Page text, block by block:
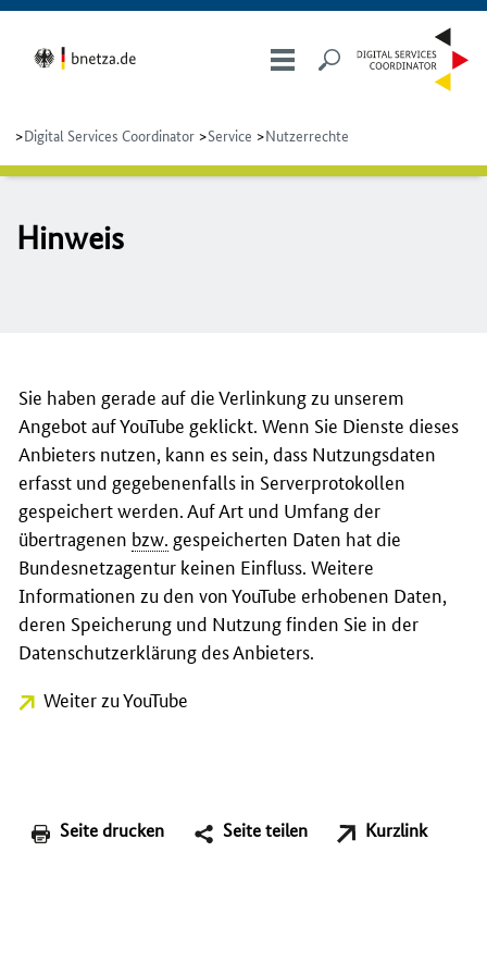
Digital Services Coordinator Service Nutzerrechte
Hin­weis
Sie haben gerade auf die Verlinkung zu unserem
Angebot auf YouTube geklickt. Wenn Sie Dienste dieses
Anbieters nutzen, kann es sein, dass Nutzungsdaten
erfasst und gegebenenfalls in Serverprotokollen
gespeichert werden. Auf Art und Umfang der
übertragenen bzw. gespeicherten Daten hat die
Bundesnetzagentur keinen Einfluss. Weitere
Informationen zu den von YouTube erhobenen Daten,
deren Speicherung und Nutzung finden Sie in der
Datenschutzerklärung des Anbieters.
Weiter zu YouTube
Seite drucken Seite teilen Kurzlink